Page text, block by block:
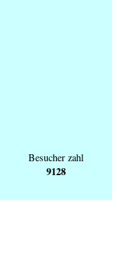
Besucher zahl
9128